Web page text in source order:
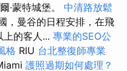
·蒙特城堡。 中清路放鬆
，曼谷的日程安排，在飛
的客人... 專業的SEO公
格 RIU 台北整復師專業
護照過期如何處理？